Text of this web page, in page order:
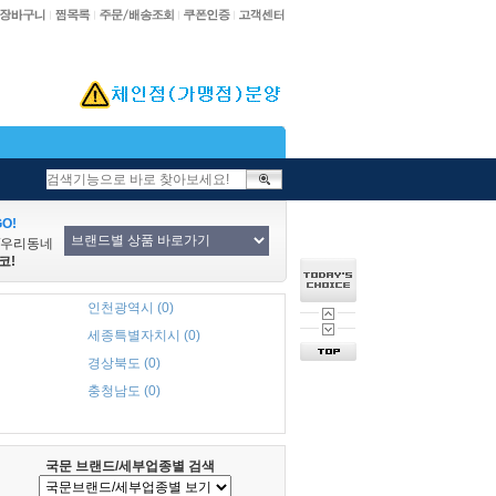
리동네
!
인천광역시 (0)
세종특별자치시 (0)
경상북도 (0)
충청남도 (0)
국문 브랜드/세부업종별 검색